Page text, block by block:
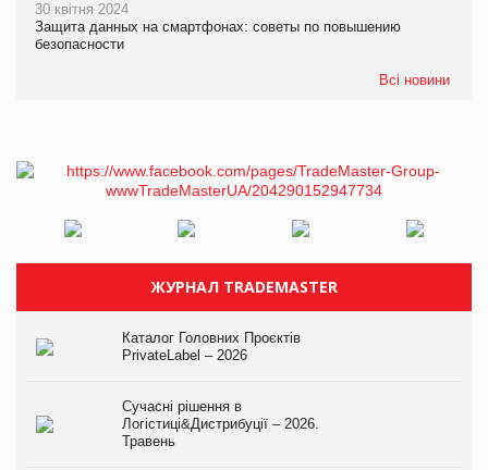
30 квітня 2024
Защита данных на смартфонах: советы по повышению
безопасности
Всі новини
ЖУРНАЛ TRADEMASTER
Каталог Головних Проєктів
PrivateLabel – 2026
Сучасні рішення в
Логістиці&Дистрибуції – 2026.
Травень